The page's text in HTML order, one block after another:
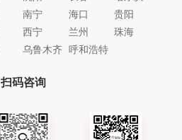
南宁 海口
贵阳
西宁 兰州
珠海
乌鲁木齐 呼和浩特
扫码咨询